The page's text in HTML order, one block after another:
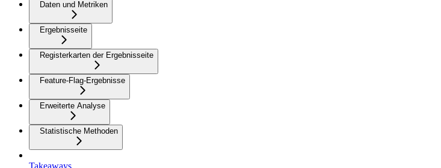
Daten und Metriken
Ergebnisseite
Registerkarten der Ergebnisseite
Feature-Flag-Ergebnisse
Erweiterte Analyse
Statistische Methoden
Takeaways